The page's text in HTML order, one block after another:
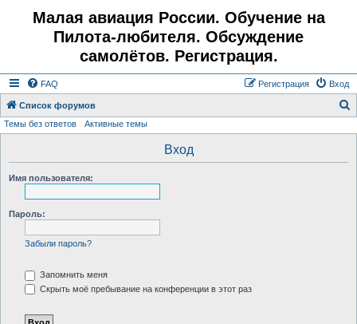
Малая авиация России. Обучение на
Пилота-любителя. Обсуждение
самолётов. Регистрация.
FAQ Вход
Регистрация
Список форумов
Темы без ответов Активные темы
Вход
Имя пользователя:
Пароль:
Забыли пароль?
Запомнить меня
Скрыть моё пребывание на конференции в этот раз